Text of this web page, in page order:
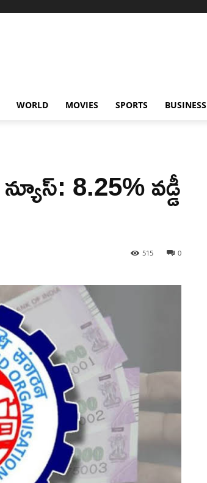
WORLD MOVIES SPORTS BUSINESS
8.25% వడ్డీ
0
515